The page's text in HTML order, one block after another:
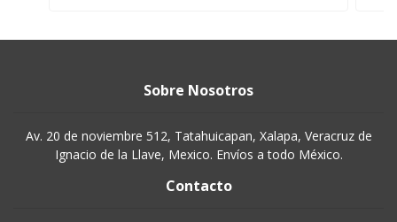
Sobre Nosotros
Av. 20 de noviembre 512, Tatahuicapan, Xalapa, Veracruz de
Ignacio de la Llave, Mexico. Envíos a todo México.
Contacto